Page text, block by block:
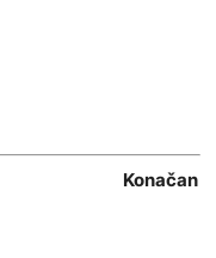
27
21
Konačan